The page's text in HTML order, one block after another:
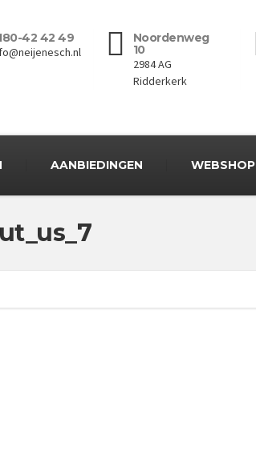
42 42 49
Noordenweg
10
2984 AG
Ridderkerk
AANBIEDINGEN WEBSHOP